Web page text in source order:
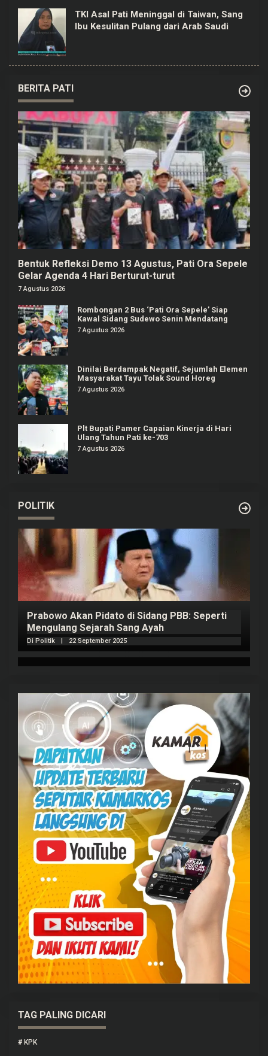
TKI Asal Pati Meninggal di Taiwan, Sang
Ibu Kesulitan Pulang dari Arab Saudi
BERITA PATI
Bentuk Refleksi Demo 13 Agustus, Pati Ora Sepele
Gelar Agenda 4 Hari Berturut-turut
7 Agustus 2026
Rombongan 2 Bus ‘Pati Ora Sepele’ Siap
Kawal Sidang Sudewo Senin Mendatang
7 Agustus 2026
Dinilai Berdampak Negatif, Sejumlah Elemen
Masyarakat Tayu Tolak Sound Horeg
7 Agustus 2026
Plt Bupati Pamer Capaian Kinerja di Hari
Ulang Tahun Pati ke-703
7 Agustus 2026
POLITIK
Prabowo Akan Pidato di Sidang PBB: Seperti
Mengulang Sejarah Sang Ayah
Di Politik 22 September 2025
TAG PALING DICARI
# KPK